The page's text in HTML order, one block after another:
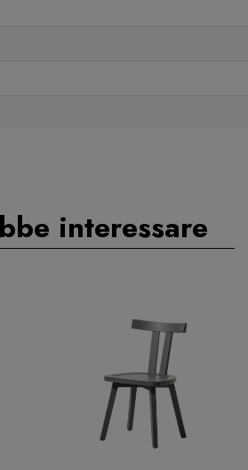
interessare